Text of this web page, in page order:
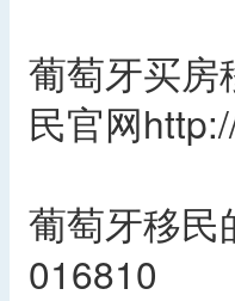
葡萄牙买房
民官网
葡萄牙移民
016810